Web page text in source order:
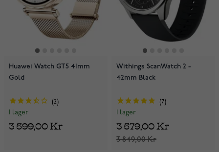
Huawei Watch GT5 41mm
Gold
2
I lager
3 599,00 Kr
Withings ScanWatch 2 -
42mm Black
7
I lager
3 849,00 Kr
3 579,00 Kr